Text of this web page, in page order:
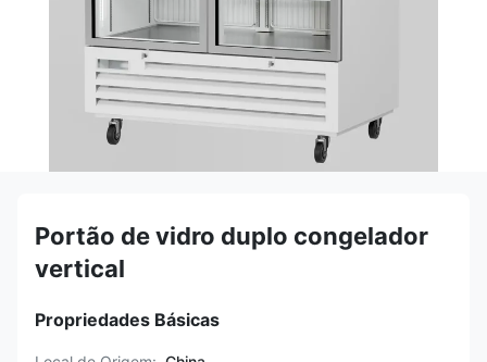
Portão de vidro duplo congelador
vertical
Propriedades Básicas